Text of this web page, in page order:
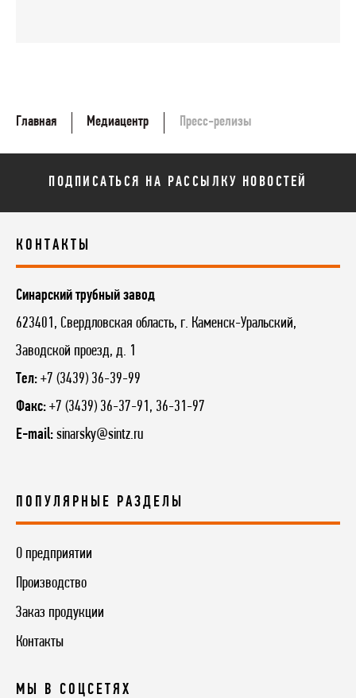
Главная Медиацентр Пресс-релизы
ПОДПИСАТЬСЯ НА РАССЫЛКУ НОВОСТЕЙ
КОНТАКТЫ
Синарский трубный завод
623401, Свердловская область, г. Каменск-Уральский,
Заводской проезд, д. 1
Тел: +7 (3439) 36-39-99
Факс: +7 (3439) 36-37-91, 36-31-97
E-mail: sinarsky@sintz.ru
ПОПУЛЯРНЫЕ РАЗДЕЛЫ
О предприятии
Производство
Заказ продукции
Контакты
МЫ В СОЦСЕТЯХ